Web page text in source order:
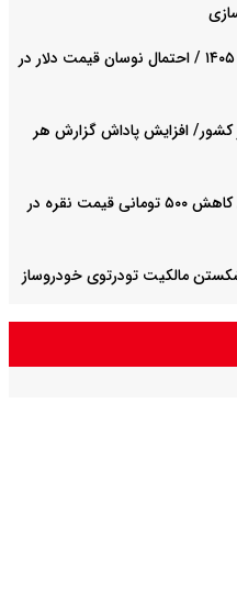
پیش ‌بینی قیمت دلار یکشنبه ۱۸ مرداد ۱۴۰۵ / احتمال نوسان قیمت دلار در
افزایش پاداش گزارش هر
قیمت نقره امروز شنبه ۱۷ مرداد ۱۴۰۵ / کاهش ۵۰۰ تومانی قیمت نقره در
شکستن مالکیت تودرتوی خودروساز
کاهش یافت